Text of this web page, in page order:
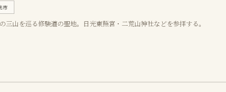
市
三山を巡る修験道の聖地。日光東照宮・二荒山神社などを参拝する。